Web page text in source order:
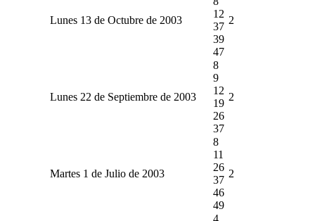
Lunes 13 de Octubre de 2003
12
37
39
47
2
Lunes 22 de Septiembre de 2003
8
9
12
19
26
37
2
Martes 1 de Julio de 2003
8
11
26
37
46
49
2
4